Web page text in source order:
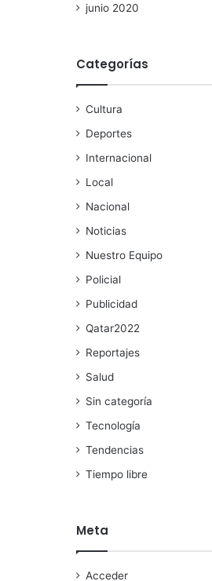
junio 2020
Categorías
Cultura
Deportes
Internacional
Local
Nacional
Noticias
Nuestro Equipo
Policial
Publicidad
Qatar2022
Reportajes
Salud
Sin categoría
Tecnología
Tendencias
Tiempo libre
Meta
Acceder